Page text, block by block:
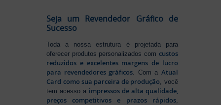
Seja um Revendedor Gráfico de
Sucesso
Toda a nossa estrutura é projetada para
oferecer produtos personalizados com custos
reduzidos e excelentes margens de lucro
para revendedores gráficos . Com a Atual
Card como sua parceira de produção , você
tem acesso a impressos de alta qualidade,
preços competitivos e prazos rápidos,